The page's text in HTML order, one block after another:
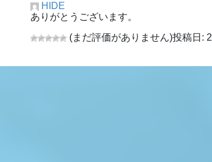
HIDE
ありがとうございます。
(まだ評価がありません)投稿日: